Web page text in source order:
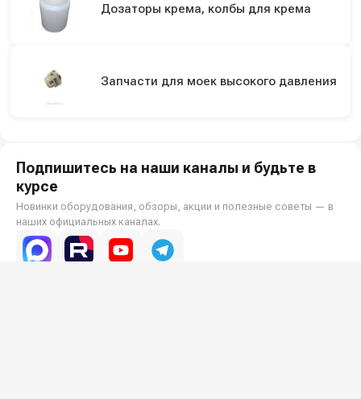
Дозаторы крема, колбы для крема
Запчасти для моек высокого давления
Подпишитесь на наши каналы и будьте в
курсе
Новинки оборудования, обзоры, акции и полезные советы — в
наших официальных каналах.